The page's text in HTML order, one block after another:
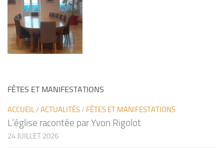
FÊTES ET MANIFESTATIONS
ACCUEIL/ACTUALITÉS/ FÊTES ET MANIFESTATIONS
L’église racontée par Yvon Rigolot
24 JUILLET 2026